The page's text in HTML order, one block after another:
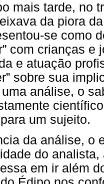
mais tarde, no
da piora
se como
com crianças
e atuação
sobre sua
uma análise, o
um sujeito.
da análise, o
do
em ir além